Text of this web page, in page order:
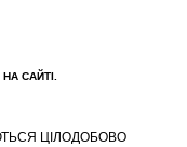
САЙТІ.
ЦІЛОДОБОВО